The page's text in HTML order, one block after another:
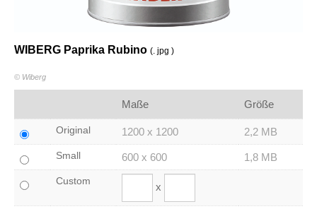
WIBERG Paprika Rubino (. jpg )
© Wiberg
Maße Größe
Original 1200 x 1200 2,2 MB
Small 600 x 600 1,8 MB
Custom x